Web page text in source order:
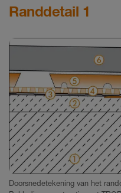
Randdetail 1
Doorsnedetekening van het